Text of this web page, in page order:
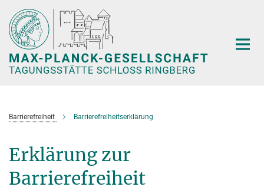
Hauptinhalt
Barrierefreiheit Barrierefreiheitserklärung
Erklärung zur
Barrierefreiheit